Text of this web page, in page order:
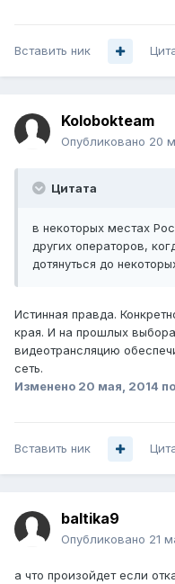
Вставить ник
Kolobokteam
Опубликовано 20
Цитата
в некоторых местах
других операторов,
дотянуться до
Истинная правда.
края. И на прошлых
видеотрансляцию
сеть.
Изменено 20 мая, 2014
Вставить ник
baltika9
Опубликовано 21
а что произойдет если